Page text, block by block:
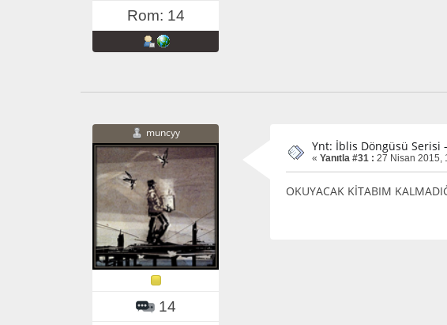
Rom: 14
muncyy
14
Ynt: İblis Döngüsü Serisi
« Yanıtla #31 : 27 Nisan 2015,
OKUYACAK KİTABIM